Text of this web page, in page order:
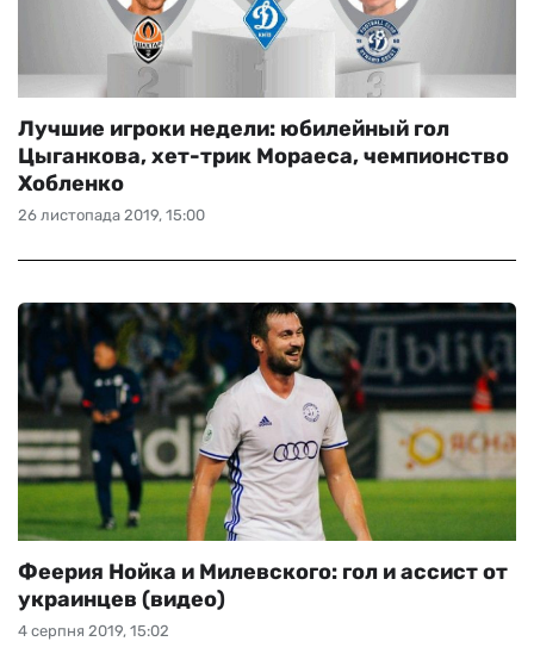
БУКМЕКЕРИ
26 листопада 2019, 15:00
Лучшие игроки недели: юбилейный гол
Цыганкова, хет-трик Мораеса, чемпионство
Хобленко
4 серпня 2019, 15:02
Феерия Нойка и Милевского: гол и ассист от
украинцев (видео)